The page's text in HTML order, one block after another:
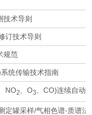
技术导则
订技术导则
规范
统传输技术指南
、NO2 、O3 、CO)连续自动
定罐采样/气相色谱-质谱法